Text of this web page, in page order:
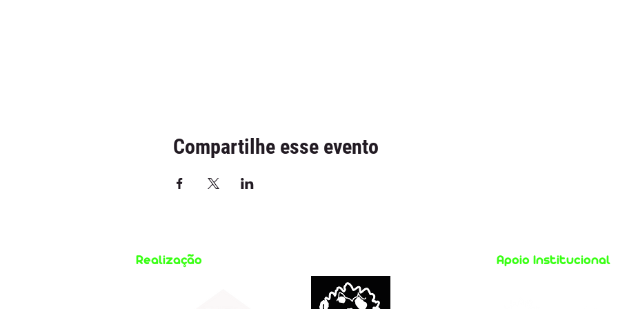
Compartilhe esse evento
Realização Apoio Institucional